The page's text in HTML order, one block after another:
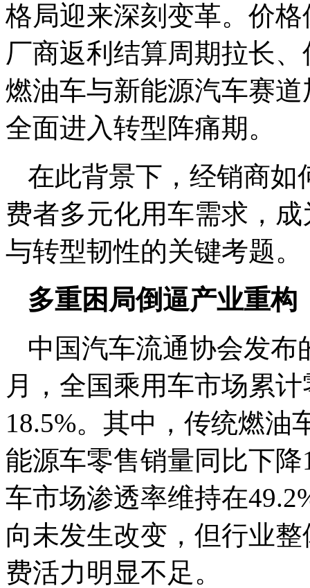
格局迎来深刻变革。价
厂商返利结算周期拉长
燃油车与新能源汽车赛
全面进入转型阵痛期。
在此背景下，经销商如
费者多元化用车需求，
与转型韧性的关键考题。
多重困局倒逼产业重构
中国汽车流通协会发布
月，全国乘用车市场累
18.5%。其中，传统燃油
能源车零售销量同比下
车市场渗透率维持在
向未发生改变，但行业
费活力明显不足。